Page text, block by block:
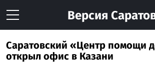
Версия
Саратовский «Центр помощи
открыл офис в Казани